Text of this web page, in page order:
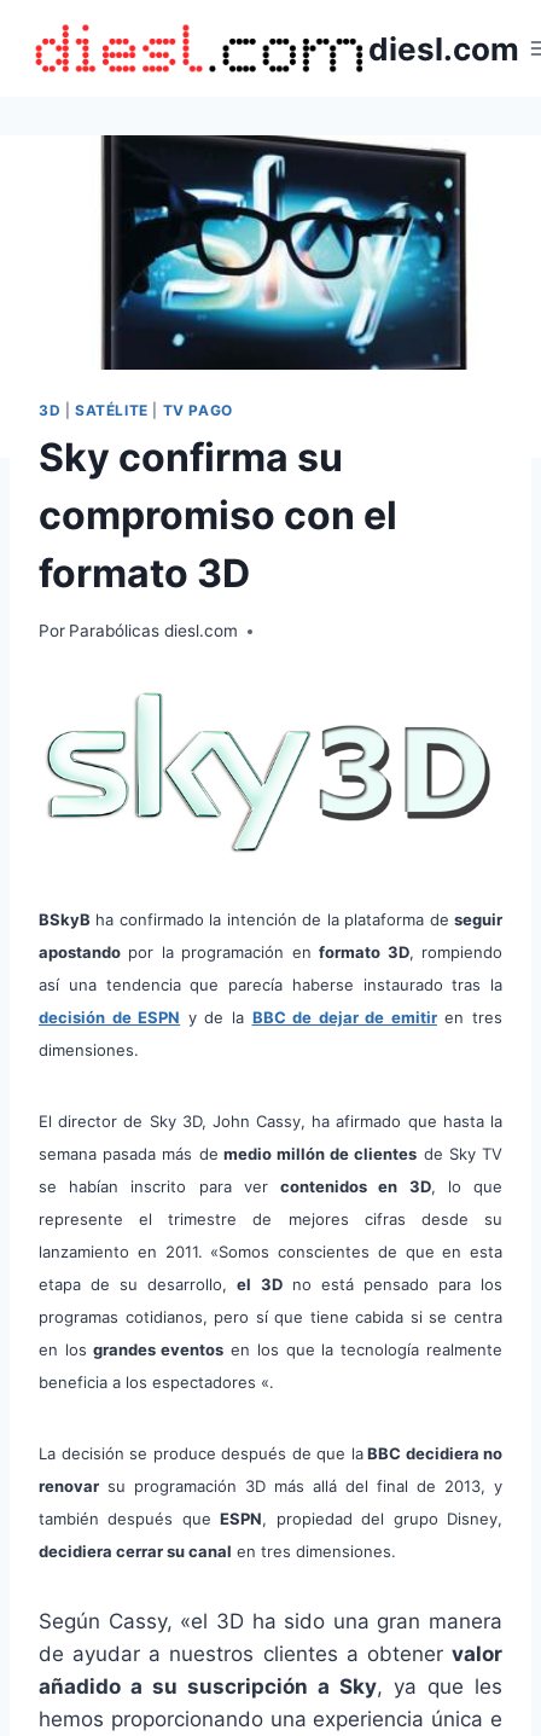
contenido
diesl.com
3D SATÉLITE TV PAGO
Sky confirma su
compromiso con el
formato 3D
Por Parabólicas diesl.com
BSkyB ha confirmado la intención de la plataforma de seguir
apostando por la programación enformato 3D, rompiendo
así una tendencia que parecía haberse instaurado tras la
decisión de ESPN y de la BBC de dejar de emitiren tres
dimensiones.
El director de Sky 3D, John Cassy, ha afirmado que hasta la
semana pasada más de medio millón de clientes de Sky TV
se habían inscrito para vercontenidos en 3D, lo que
represente el trimestre de mejores cifras desde su
lanzamiento en 2011. «Somos conscientes de que en esta
etapa de su desarrollo,el 3Dno está pensado para los
programas cotidianos, pero sí que tiene cabida si se centra
en los grandes eventos en los que la tecnología realmente
beneficia a los espectadores «.
La decisión se produce después de que laBBC decidiera no
renovar su programación 3D más allá del final de 2013, y
también después queESPN, propiedad del grupo Disney,
decidiera cerrar su canal en tres dimensiones.
Según Cassy, «el 3D ha sido una gran manera
de ayudar a nuestros clientes a obtener valor
añadido a su suscripción a Sky, ya que les
hemos proporcionando una experiencia única e